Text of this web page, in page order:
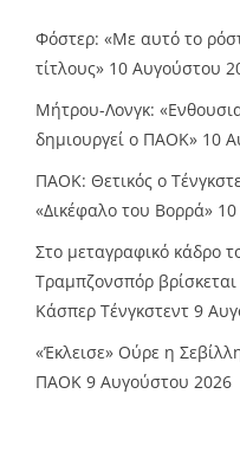
Φόστερ: «Με αυτό το
τίτλους» 10 Αυγούστου
Μήτρου-Λονγκ:
δημιουργεί ο ΠΑΟΚ» 10
ΠΑΟΚ: Θετικός ο
«Δικέφαλο του Βορρά»
Στο μεταγραφικό κάδρο
Τραμπζονσπόρ βρίσκεται
Κάσπερ Τένγκστεντ 9
«Έκλεισε» Ούρε η
ΠΑΟΚ 9 Αυγούστου 2026